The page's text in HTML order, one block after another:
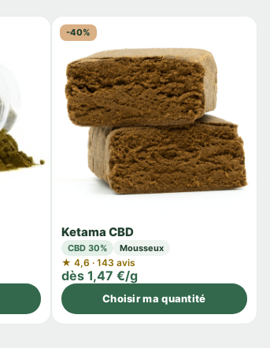
-40%
Ketama CBD
CBD 30% Mousseux
★ 4,6 · 143 avis
dès 1,47 €/g
Choisir ma quantité